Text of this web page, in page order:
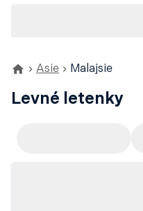
Asie Malajsie
Levné letenky